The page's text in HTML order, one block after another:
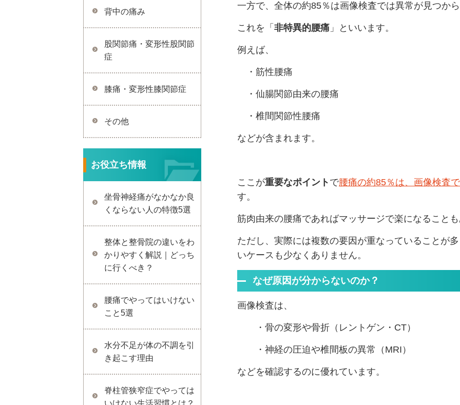
一方で、全体の約85％は画像検査では異常が見つから
これを「 非特異的腰痛 」といいます。
例えば、
・筋性腰痛
・仙腸関節由来の腰痛
・椎間関節性腰痛
などが含まれます。
ここが重要なポイント で腰痛の約85％は、画像検査
す。
筋肉由来の腰痛であればマッサージで楽になることも
ただし、実際には複数の要因が重なっていることが
いケースも少なくありません。
なぜ原因が分からないのか？
画像検査は、
・骨の変形や骨折（レントゲン・CT）
・神経の圧迫や椎間板の異常（MRI）
などを確認するのに優れています。
背中の痛み
股関節痛・変形性股関節
症
膝痛・変形性膝関節症
その他
お役立ち情報
坐骨神経痛がなかなか良
くならない人の特徴5選
整体と整骨院の違いをわ
かりやすく解説｜どっち
に行くべき？
腰痛でやってはいけない
こと5選
水分不足が体の不調を引
き起こす理由
脊柱管狭窄症でやっては
いけない生活習慣とは？